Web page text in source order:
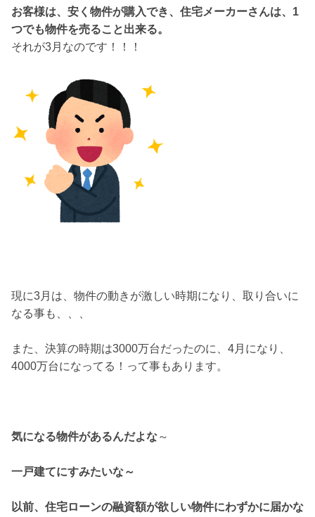
お客様は、安く物件が購入でき、住宅メーカーさんは、1
つでも物件を売ること出来る。
それが3月なのです！！！
現に3月は、物件の動きが激しい時期になり、取り合いに
なる事も、、、
また、決算の時期は3000万台だったのに、4月になり、
4000万台になってる！って事もあります。
気になる物件があるんだよな～
一戸建てにすみたいな～
以前、住宅ローンの融資額が欲しい物件にわずかに届かな